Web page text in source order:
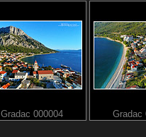
Gradac 000004 Gradac